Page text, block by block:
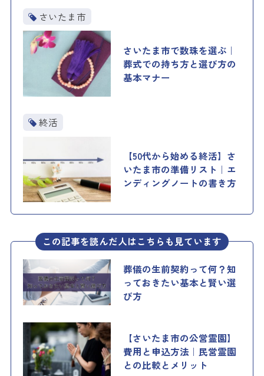
さいたま市
さいたま市で数珠を選ぶ｜
葬式での持ち方と選び方の
基本マナー
終活
【50代から始める終活】さ
いたま市の準備リスト｜エ
ンディングノートの書き方
この記事を読んだ人はこちらも見ています
葬儀の生前契約って何？知
っておきたい基本と賢い選
び方
【さいたま市の公営霊園】
費用と申込方法｜民営霊園
との比較とメリット